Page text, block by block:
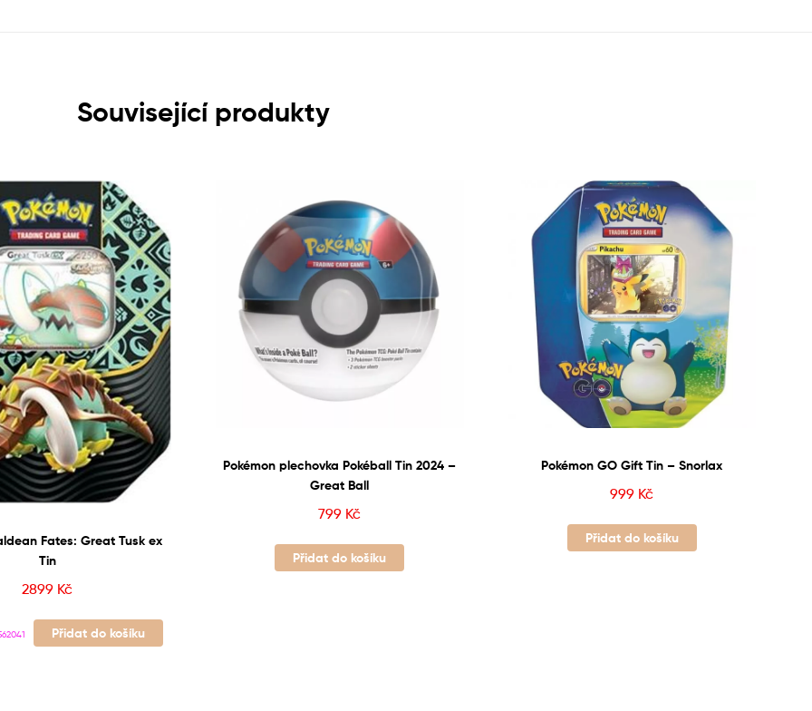
Související produkty
Fates: Great Tusk ex
Tin
2899 Kč
Přidat do košíku
Pokémon plechovka Pokéball Tin 2024 –
Great Ball
799 Kč
Přidat do košíku
Pokémon GO Gift Tin – Snorlax
999 Kč
Přidat do košíku